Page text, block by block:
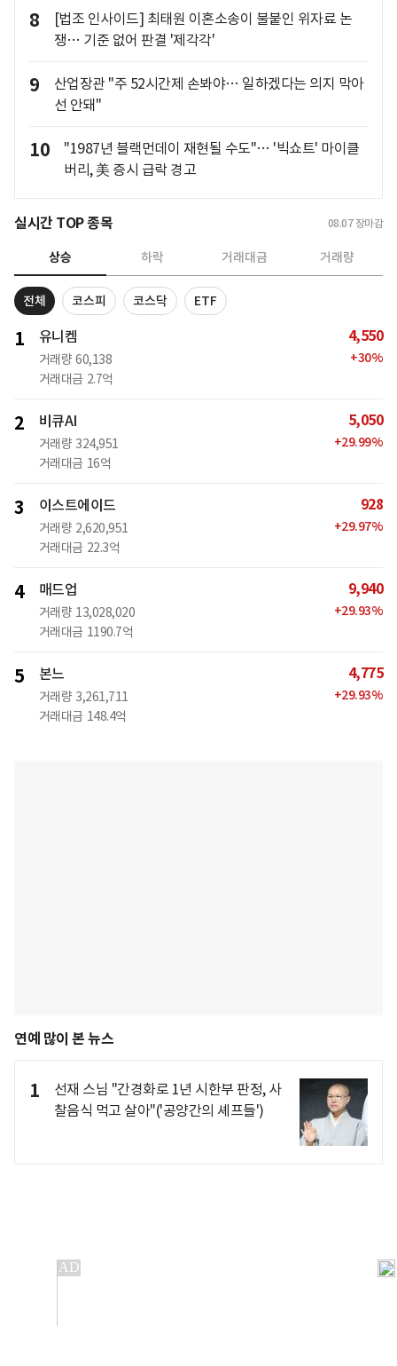
8
[법조 인사이드] 최태원 이혼소송이 불붙인 위자료 논
쟁… 기준 없어 판결 '제각각'
9
산업장관 "주 52시간제 손봐야… 일하겠다는 의지 막아
선 안돼"
10
"1987년 블랙먼데이 재현될 수도"… '빅쇼트' 마이클
버리, 美 증시 급락 경고
실시간 TOP 종목 08.07 장마감
상승 하락 거래대금 거래량
전체 코스피 코스닥 ETF
1 유니켐
거래량 60,138
거래대금 2.7억
4,550
+30%
2 비큐AI
거래량 324,951
거래대금 16억
5,050
+29.99%
3 이스트에이드
거래량 2,620,951
거래대금 22.3억
928
+29.97%
4 매드업
거래량 13,028,020
거래대금 1190.7억
9,940
+29.93%
5 본느
거래량 3,261,711
거래대금 148.4억
4,775
+29.93%
연예 많이 본 뉴스
1
선재 스님 "간경화로 1년 시한부 판정, 사
찰음식 먹고 살아"('공양간의 셰프들')